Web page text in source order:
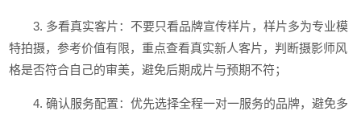
3. 多看真实客片：不要只看品牌宣传样片，样片多为专业模
特拍摄，参考价值有限，重点查看真实新人客片，判断摄影师风
格是否符合自己的审美，避免后期成片与预期不符；
4. 确认服务配置：优先选择全程一对一服务的品牌，避免多